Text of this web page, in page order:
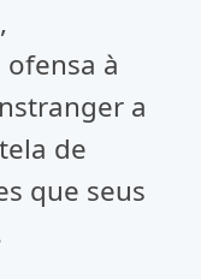
à
a
de
que seus